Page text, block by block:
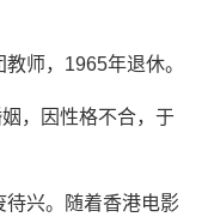
师，1965年退休。
，因性格不合，于
兴。随着香港电影